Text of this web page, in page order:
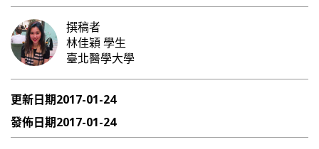
撰稿者
林佳穎學生
臺北醫學大學
更新日期2017-01-24
發佈日期2017-01-24